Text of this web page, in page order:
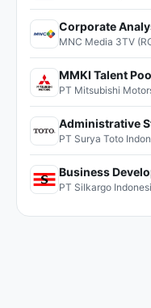
Corporate
MNC Media 3TV
PT Mitsubishi
Administrative
PT Surya Toto
Business
PT Silkargo